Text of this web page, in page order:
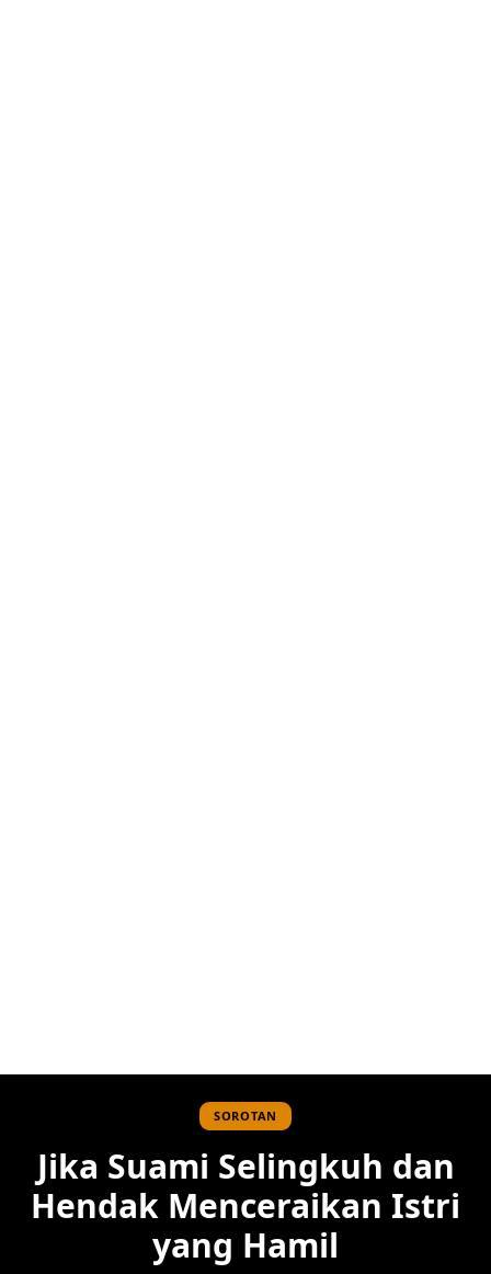
SOROTAN
Jika Suami Selingkuh dan
Hendak Menceraikan Istri
yang Hamil